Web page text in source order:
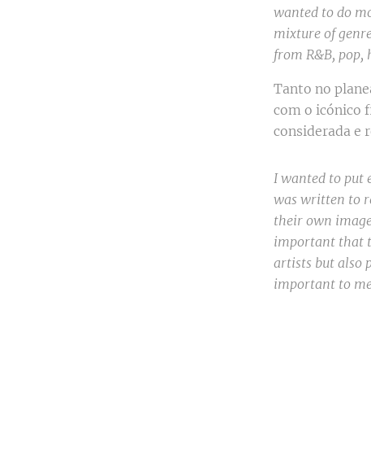
wanted to do
mixture of
from R&B, pop,
Tanto no
com o icónico
considerada e
I wanted to put
was written to
their own
important that
artists but also
important to